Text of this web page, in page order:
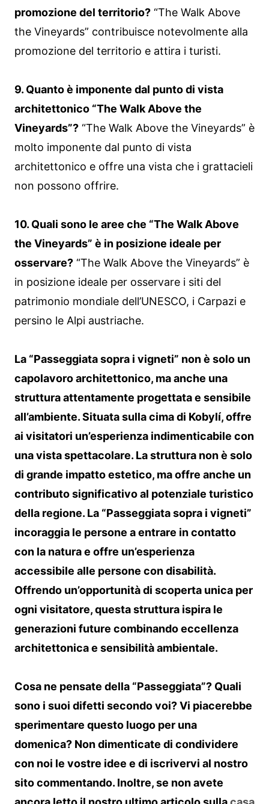
promozione del territorio? “The Walk Above
the Vineyards” contribuisce notevolmente alla
promozione del territorio e attira i turisti.
9. Quanto è imponente dal punto di vista
architettonico “The Walk Above the
Vineyards”? “The Walk Above the Vineyards” è
molto imponente dal punto di vista
architettonico e offre una vista che i grattacieli
non possono offrire.
10. Quali sono le aree che “The Walk Above
the Vineyards” è in posizione ideale per
osservare? “The Walk Above the Vineyards” è
in posizione ideale per osservare i siti del
patrimonio mondiale dell’UNESCO, i Carpazi e
persino le Alpi austriache.
La “Passeggiata sopra i vigneti” non è solo un
capolavoro architettonico, ma anche una
struttura attentamente progettata e sensibile
all’ambiente. Situata sulla cima di Kobylí, offre
ai visitatori un’esperienza indimenticabile con
una vista spettacolare. La struttura non è solo
di grande impatto estetico, ma offre anche un
contributo significativo al potenziale turistico
della regione. La “Passeggiata sopra i vigneti”
incoraggia le persone a entrare in contatto
con la natura e offre un’esperienza
accessibile alle persone con disabilità.
Offrendo un’opportunità di scoperta unica per
ogni visitatore, questa struttura ispira le
generazioni future combinando eccellenza
architettonica e sensibilità ambientale.
Cosa ne pensate della “Passeggiata”? Quali
sono i suoi difetti secondo voi? Vi piacerebbe
sperimentare questo luogo per una
domenica? Non dimenticate di condividere
con noi le vostre idee e di iscrivervi al nostro
sito commentando. Inoltre, se non avete